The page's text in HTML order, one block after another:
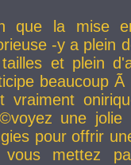
que la mise
-y a plein
tailles et plein
beaucoup
vraiment
une
pour offrir
vous mettez